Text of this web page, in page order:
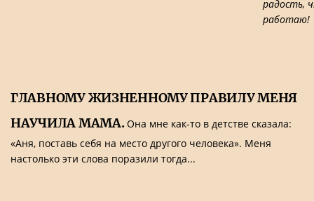
радость,
работаю!
ГЛАВНОМУ ЖИЗНЕННОМУ ПРАВИЛУ МЕНЯ
НАУЧИЛА МАМА.Она мне как-то в детстве сказала:
«Аня, поставь себя на место другого человека». Меня
настолько эти слова поразили тогда...